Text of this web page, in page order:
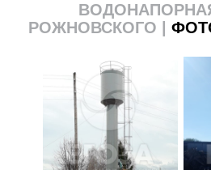
РОЖНОВСКОГО |